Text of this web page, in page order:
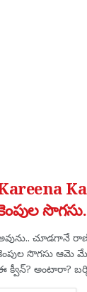
చూడ‌గానే
సొగ‌సు ఆమె
క్వీన్? అంటారా?